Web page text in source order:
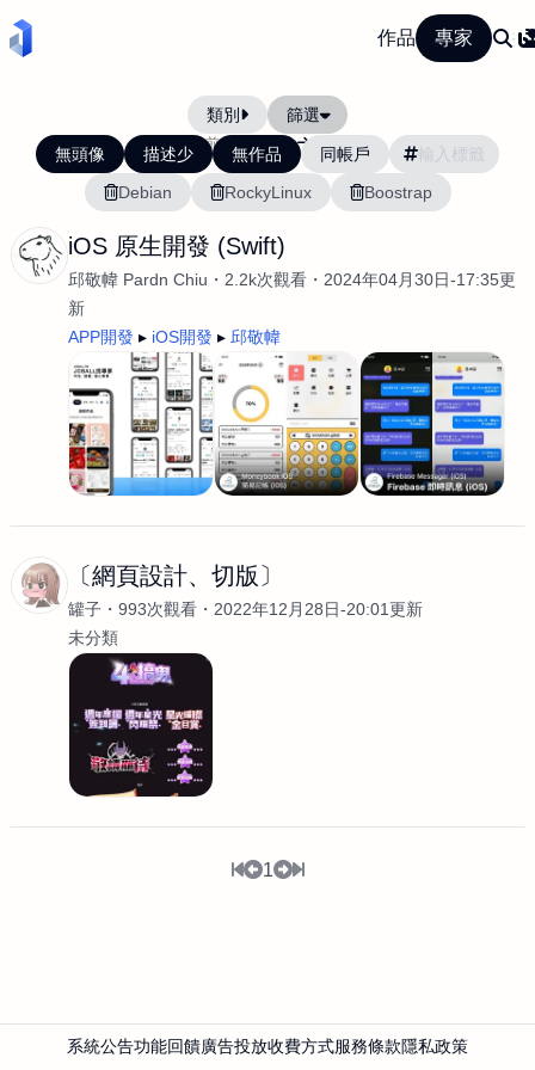
作品 專家
類別 篩選
當前排序: 最新 最舊
無頭像 描述少 無作品
同帳戶
Debian
RockyLinux Boostrap
iOS 原生開發 (Swift)
邱敬幃 Pardn Chiu 2.2k次觀看
2024年04月30日-17:35更
新
APP開發
iOS開發 邱敬幃
〔網頁設計、切版〕
罐子 993次觀看
2022年12月28日-20:01更新
未分類
1
系統公告功能回饋廣告投放收費方式服務條款隱私政策